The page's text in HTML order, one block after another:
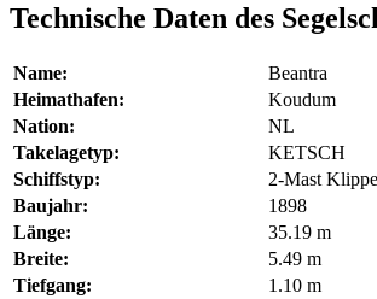
Technische Daten des
Name:
Beantra
Heimathafen:
Koudum
Nation:
NL
Takelagetyp:
KETSCH
Schiffstyp:
2-Mast
Baujahr:
1898
Länge:
35.19 m
Breite:
5.49 m
Tiefgang:
1.10 m